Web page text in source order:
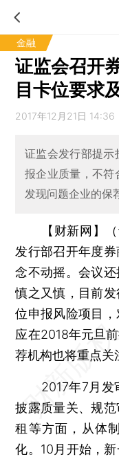
金融
证监会召开
目卡位要求
2017年12月21日 14:36
证监会发行部提示
报企业质量，不
发现问题企业的保
【财新网】
发行部召开年度
念不动摇。会议
慎之又慎，目前
位申报风险项目
应在2018年元旦
荐机构也将重点关
2017年7月发
披露质量关、规
租等方面，从体
化。10月开始，